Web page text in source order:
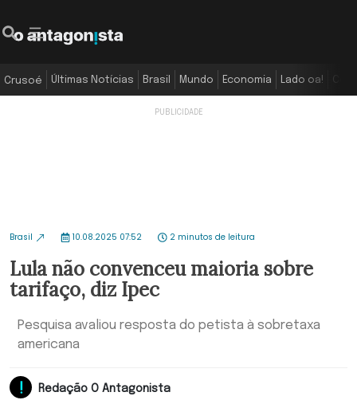
Crusoé Últimas Notícias Brasil Mundo Economia Lado oa!
Brasil 10.08.2025 07:52 2 minutos de leitura
Lula não convenceu maioria sobre
tarifaço, diz Ipec
Pesquisa avaliou resposta do petista à sobretaxa
americana
Redação O Antagonista